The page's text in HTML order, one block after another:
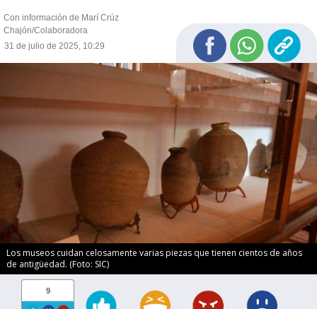
Con información de Marí Crúz
Chajón/Colaboradora
31 de julio de 2025, 10:29
Los museos cuidan celosamente varias piezas que tienen cientos de años
de antigüedad. (Foto: SIC)
9